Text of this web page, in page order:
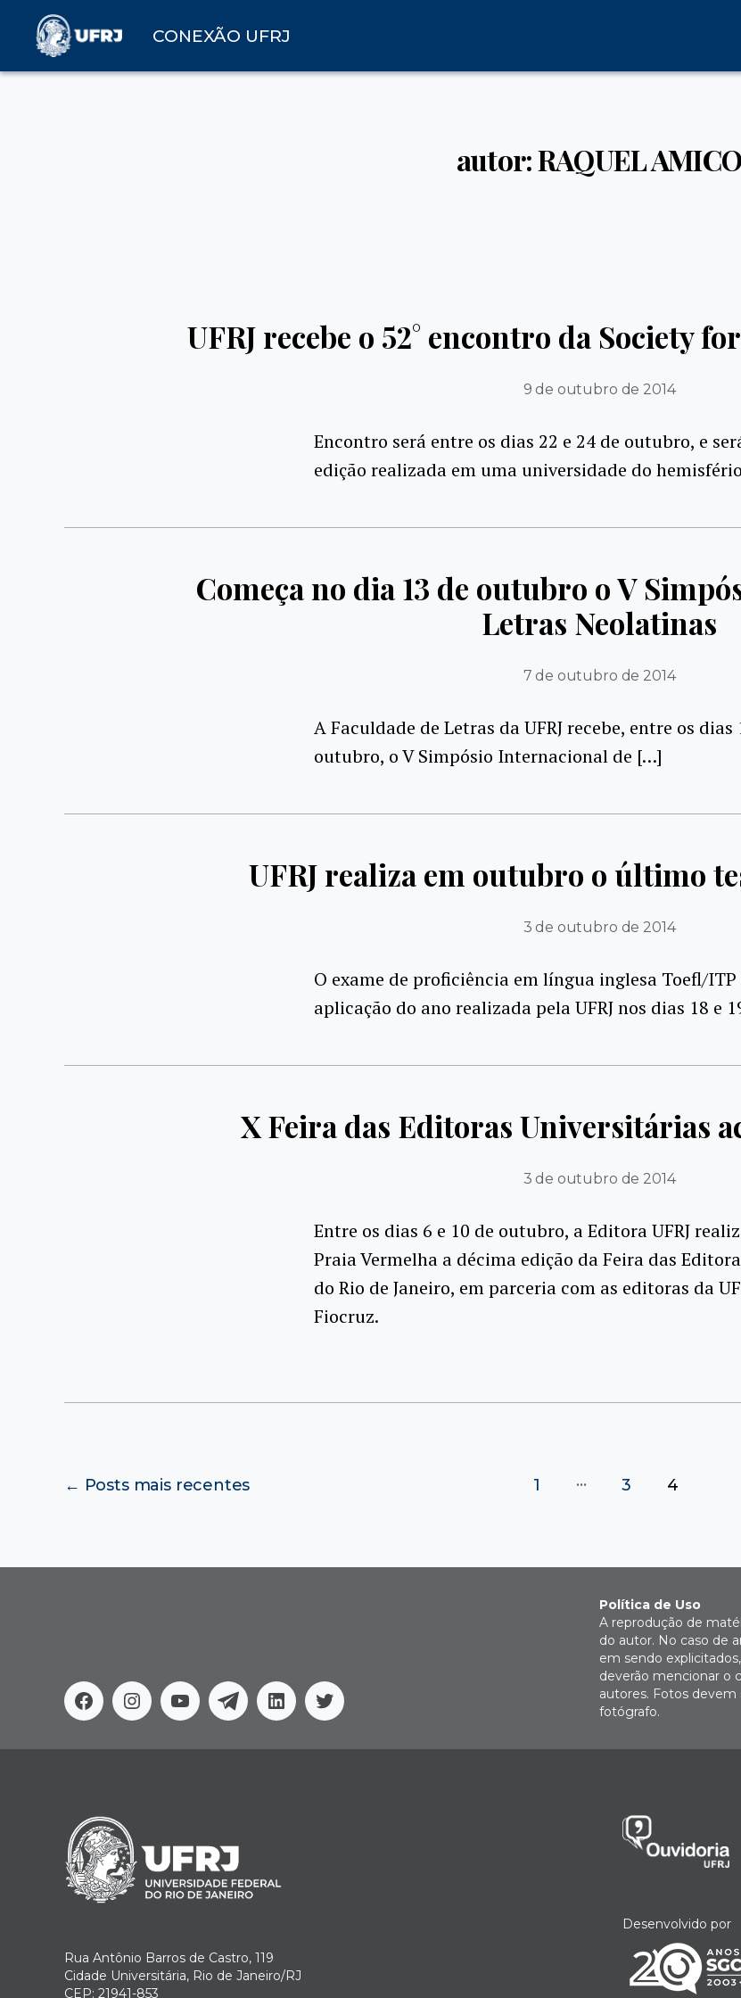
CONEXÃO UFRJ
autor: RAQUEL AMICO
UFRJ recebe o 52° encontro da Society
9 de outubro de 2014
Encontro será entre os dias 22 e 24 de outubro, e
edição realizada em uma universidade do
Começa no dia 13 de outubro o V
Letras Neolatinas
7 de outubro de 2014
A Faculdade de Letras da UFRJ recebe, entre os dias
outubro, o V Simpósio Internacional de […]
UFRJ realiza em outubro o último
3 de outubro de 2014
O exame de proficiência em língua inglesa Toefl/
aplicação do ano realizada pela UFRJ nos dias 18 e
X Feira das Editoras Universitárias
3 de outubro de 2014
Entre os dias 6 e 10 de outubro, a Editora UFRJ
Praia Vermelha a décima edição da Feira das
do Rio de Janeiro, em parceria com as editoras da
Fiocruz.
Paginação
← Postsmais recentes 1 … 3 4
FacebookInstagram
YoutubeTelegramLinkedinTwitter
Política de Uso
A reprodução de
do autor. No caso de
em sendo
deverão mencionar o
autores. Fotos devem
fotógrafo.
Rua Antônio Barros de Castro, 119
Cidade Universitária, Rio de Janeiro/RJ
CEP: 21941-853
Desenvolvido por